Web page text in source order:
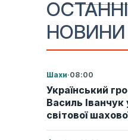
ОСТАННІ
НОВИНИ
Шахи·08:00
Український
Василь Іванчук
світової